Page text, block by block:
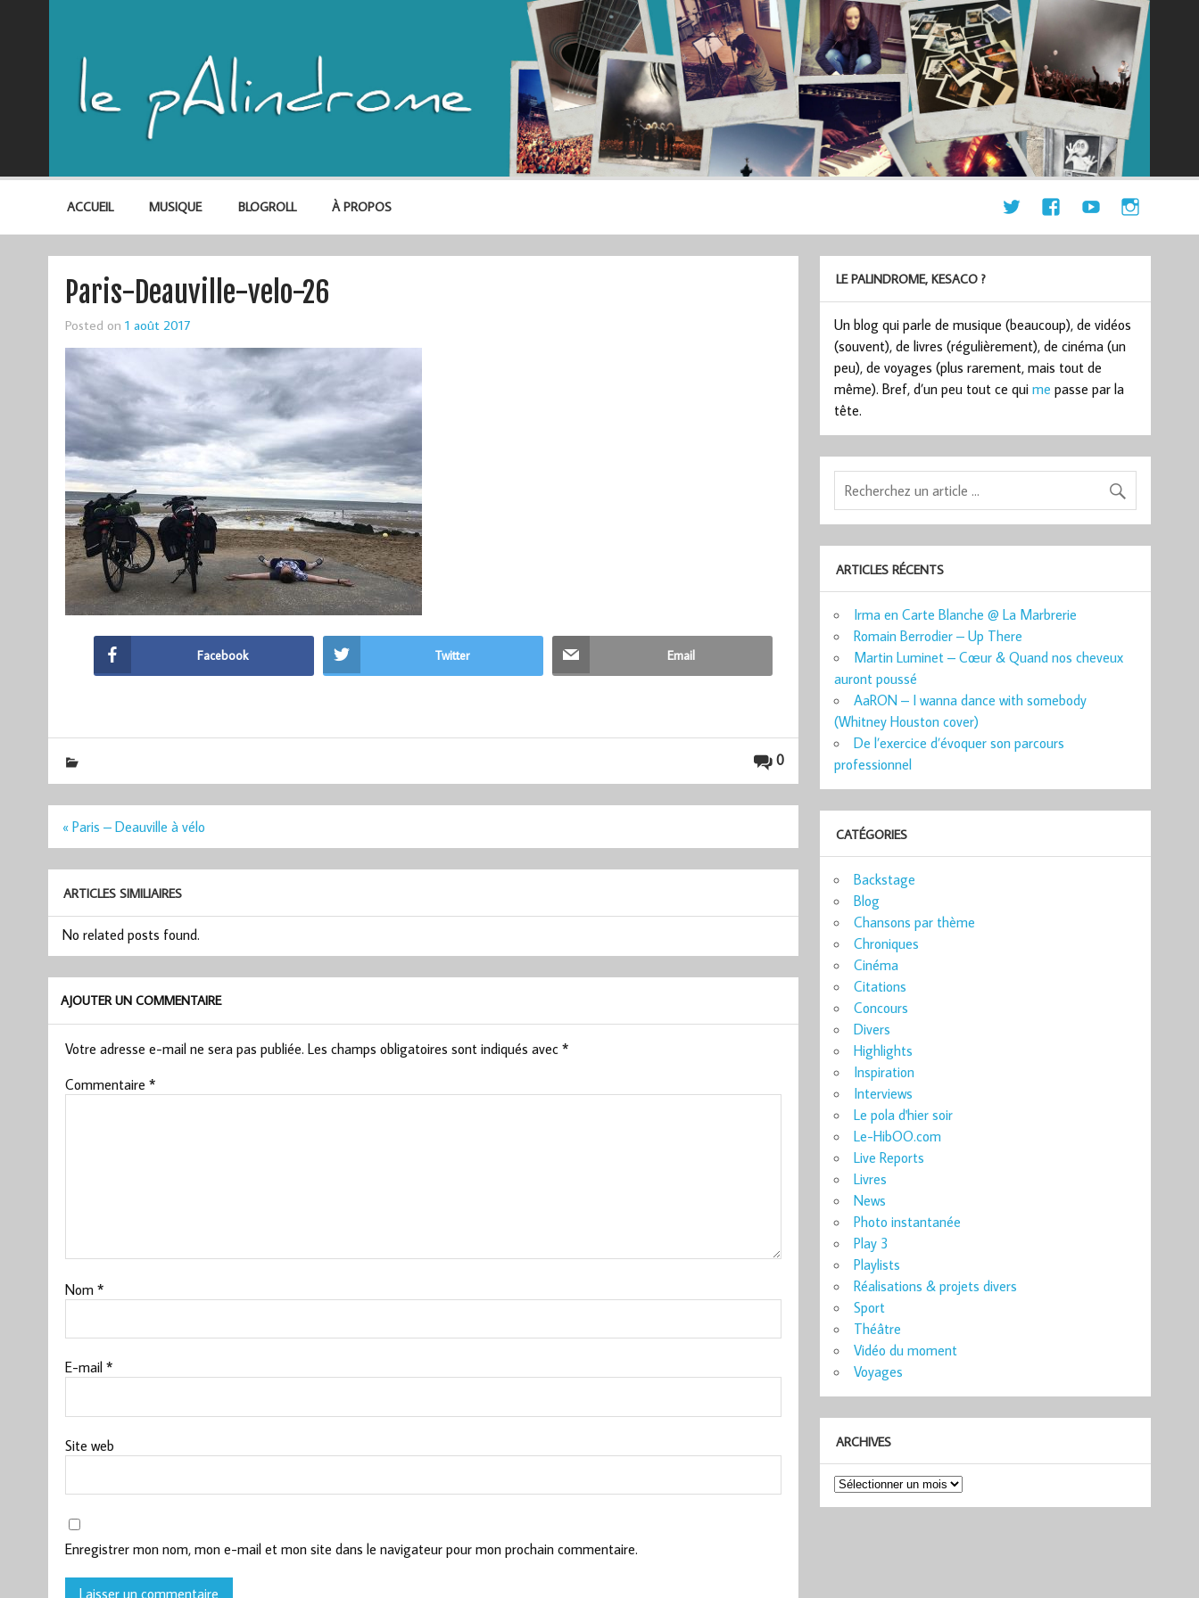
ACCUEIL MUSIQUE BLOGROLL À PROPOS
Paris-Deauville-velo-26
Posted on 1 août 2017
Facebook Twitter Email
0
Navigation
« Paris – Deauville à vélo
ARTICLES SIMILIAIRES
No related posts found.
AJOUTER UN COMMENTAIRE
Votre adresse e-mail ne sera pas publiée. Les champs obligatoires sont indiqués avec *
Commentaire *
Nom *
E-mail *
Site web
Enregistrer mon nom, mon e-mail et mon site dans le navigateur pour mon prochain commentaire.
LE PALINDROME, KESACO ?
Un blog qui parle de musique (beaucoup), de vidéos
(souvent), de livres (régulièrement), de cinéma (un
peu), de voyages (plus rarement, mais tout de
même). Bref, d’un peu tout ce quime passe par la
tête.
ARTICLES RÉCENTS
Irma en Carte Blanche @ La Marbrerie
Romain Berrodier – Up There
Martin Luminet – Cœur & Quand nos cheveux
auront poussé
AaRON – I wanna dance with somebody
(Whitney Houston cover)
De l’exercice d’évoquer son parcours
professionnel
CATÉGORIES
Backstage
Blog
Chansons par thème
Chroniques
Cinéma
Citations
Concours
Divers
Highlights
Inspiration
Interviews
Le pola d'hier soir
Le-HibOO.com
Live Reports
Livres
News
Photo instantanée
Play 3
Playlists
Réalisations & projets divers
Sport
Théâtre
Vidéo du moment
Voyages
ARCHIVES
Archives